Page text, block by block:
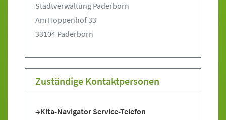
Stadtverwaltung Paderborn
Am Hoppenhof 33
33104 Paderborn
Zuständige Kontaktpersonen
Kita-Navigator Service-Telefon